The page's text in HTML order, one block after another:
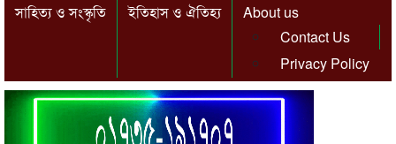
সাহিত্য ও সংস্কৃতি ইতিহাস ও ঐতিহ্য
About us
Contact Us
Privacy Policy